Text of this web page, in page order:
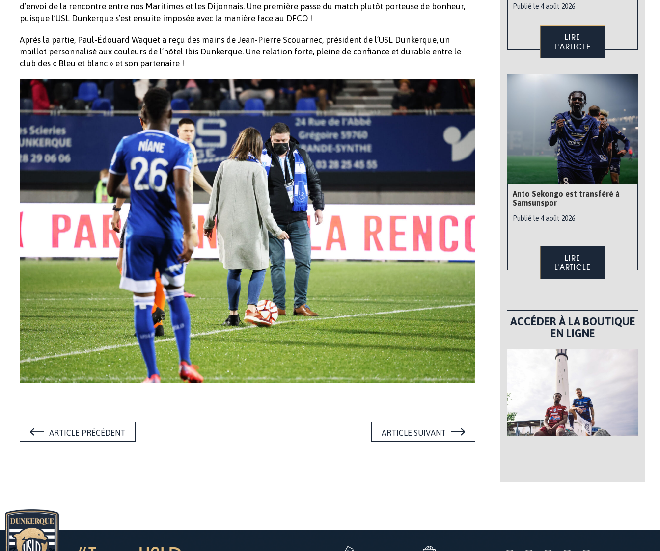
d’envoi de la rencontre entre nos Maritimes et les Dijonnais. Une première passe du match plutôt porteuse de bonheur,
puisque l’USL Dunkerque s’est ensuite imposée avec la manière face au DFCO !
Après la partie, Paul-Édouard Waquet a reçu des mains de Jean-Pierre Scouarnec, président de l’USL Dunkerque, un
maillot personnalisé aux couleurs de l’hôtel Ibis Dunkerque. Une relation forte, pleine de confiance et durable entre le
club des « Bleu et blanc » et son partenaire !
ARTICLE PRÉCÉDENT ARTICLE SUIVANT
Publié le 4 août 2026
LIRE
L'ARTICLE
Anto Sekongo est transféré à
Samsunspor
Publié le 4 août 2026
LIRE
L'ARTICLE
ACCÉDER À LA BOUTIQUE
EN LIGNE